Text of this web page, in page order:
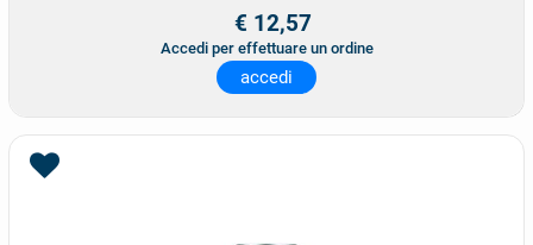
€ 12,57
Accedi per effettuare un ordine
accedi